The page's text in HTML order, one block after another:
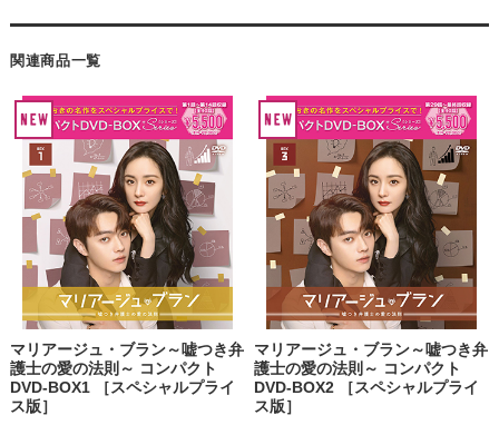
関連商品一覧
マリアージュ・ブラン～嘘つき弁
護士の愛の法則～ コンパクト
DVD-BOX1 ［スペシャルプライ
ス版］
マリアージュ・ブラン～嘘つき弁
護士の愛の法則～ コンパクト
DVD-BOX2 ［スペシャルプライ
ス版］